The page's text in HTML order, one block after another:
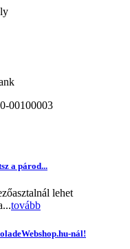
00100003
a párod...
lehet
tovább
nál!